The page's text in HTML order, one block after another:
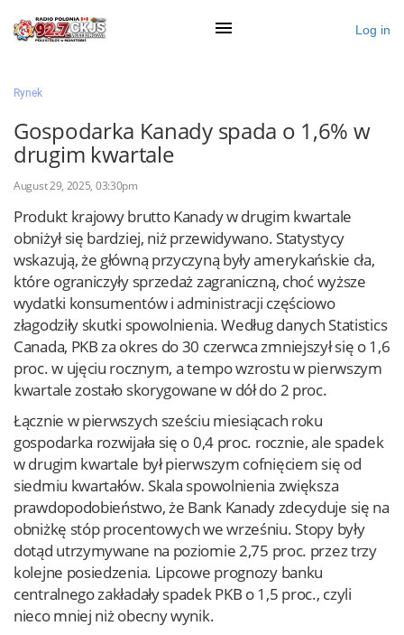
Ogłoś się
Działy
Zaloguj przez Clascal
Log in
Rynek
Gospodarka Kanady spada o 1,6% w
drugim kwartale
August 29, 2025, 03:30pm
Produkt krajowy brutto Kanady w drugim kwartale
obniżył się bardziej, niż przewidywano. Statystycy
wskazują, że główną przyczyną były amerykańskie cła,
które ograniczyły sprzedaż zagraniczną, choć wyższe
wydatki konsumentów i administracji częściowo
złagodziły skutki spowolnienia. Według danych Statistics
Canada, PKB za okres do 30 czerwca zmniejszył się o 1,6
proc. w ujęciu rocznym, a tempo wzrostu w pierwszym
kwartale zostało skorygowane w dół do 2 proc.
Łącznie w pierwszych sześciu miesiącach roku
gospodarka rozwijała się o 0,4 proc. rocznie, ale spadek
w drugim kwartale był pierwszym cofnięciem się od
siedmiu kwartałów. Skala spowolnienia zwiększa
prawdopodobieństwo, że Bank Kanady zdecyduje się na
obniżkę stóp procentowych we wrześniu. Stopy były
dotąd utrzymywane na poziomie 2,75 proc. przez trzy
kolejne posiedzenia. Lipcowe prognozy banku
centralnego zakładały spadek PKB o 1,5 proc., czyli
nieco mniej niż obecny wynik.